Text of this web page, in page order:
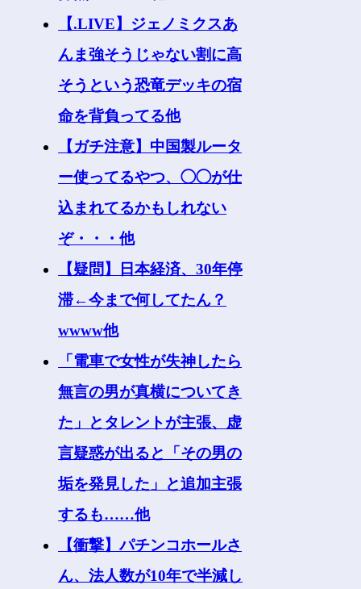
【.LIVE】ジェノミクスあ
んま強そうじゃない割に高
そうという恐竜デッキの宿
命を背負ってる他
【ガチ注意】中国製ルータ
ー使ってるやつ、◯◯が仕
込まれてるかもしれない
ぞ・・・他
【疑問】日本経済、30年停
滞←今まで何してたん？
wwww他
「電車で女性が失神したら
無言の男が真横についてき
た」とタレントが主張、虚
言疑惑が出ると「その男の
垢を発見した」と追加主張
するも……他
【衝撃】パチンコホールさ
ん、法人数が10年で半減し